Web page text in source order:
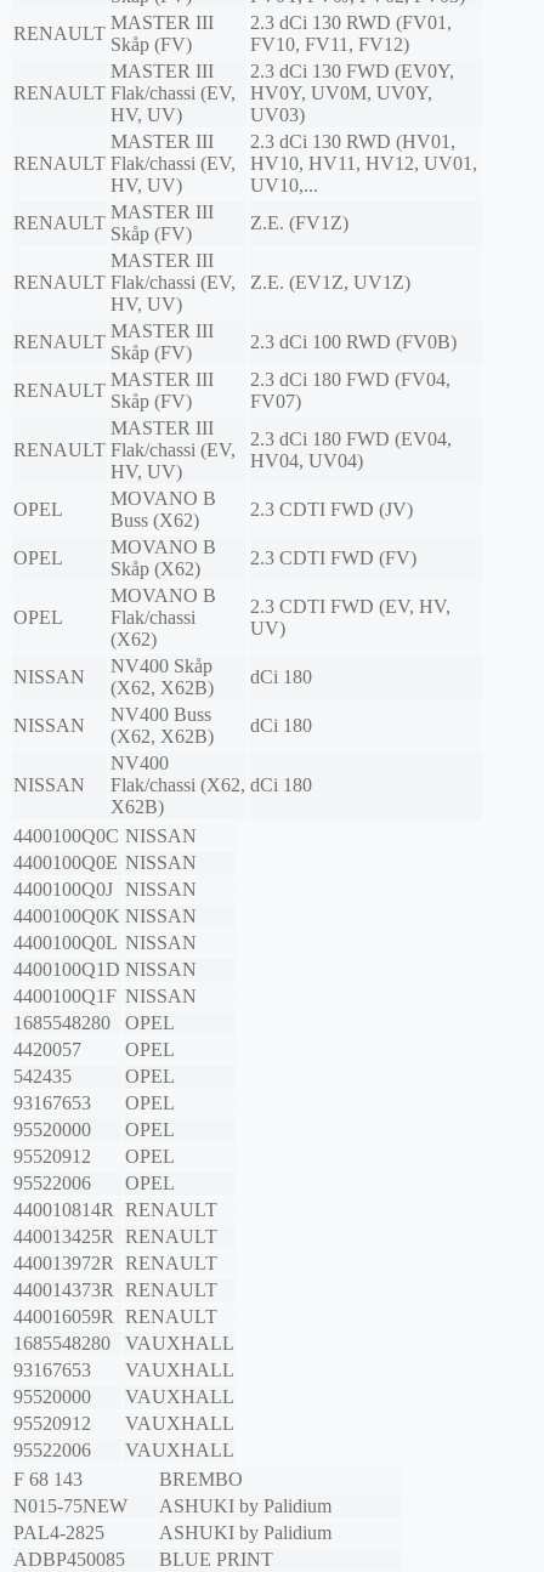
RENAULT
MASTER III
Skåp (FV)
2.3 dCi 130 RWD (FV01,
FV10, FV11, FV12)
RENAULT
MASTER III
Flak/chassi (EV,
HV, UV)
2.3 dCi 130 FWD (EV0Y,
HV0Y, UV0M, UV0Y,
UV03)
RENAULT
MASTER III
Flak/chassi (EV,
HV, UV)
2.3 dCi 130 RWD (HV01,
HV10, HV11, HV12, UV01,
UV10,...
RENAULT
MASTER III
Skåp (FV)
Z.E. (FV1Z)
RENAULT
MASTER III
Flak/chassi (EV,
HV, UV)
Z.E. (EV1Z, UV1Z)
RENAULT
MASTER III
Skåp (FV)
2.3 dCi 100 RWD (FV0B)
RENAULT
MASTER III
Skåp (FV)
2.3 dCi 180 FWD (FV04,
FV07)
RENAULT
MASTER III
Flak/chassi (EV,
HV, UV)
2.3 dCi 180 FWD (EV04,
HV04, UV04)
OPEL
MOVANO B
Buss (X62)
2.3 CDTI FWD (JV)
OPEL
MOVANO B
Skåp (X62)
2.3 CDTI FWD (FV)
OPEL
MOVANO B
Flak/chassi
(X62)
2.3 CDTI FWD (EV, HV,
UV)
NISSAN
NV400 Skåp
(X62, X62B)
dCi 180
NISSAN
NV400 Buss
(X62, X62B)
dCi 180
NISSAN
NV400
Flak/chassi (X62,
X62B)
dCi 180
4400100Q0C NISSAN
4400100Q0E NISSAN
4400100Q0J NISSAN
4400100Q0K NISSAN
4400100Q0L NISSAN
4400100Q1D NISSAN
4400100Q1F NISSAN
1685548280
OPEL
4420057
OPEL
542435
OPEL
93167653
OPEL
95520000
OPEL
95520912
OPEL
95522006
OPEL
440010814R
RENAULT
440013425R
RENAULT
440013972R
RENAULT
440014373R
RENAULT
440016059R
RENAULT
1685548280
VAUXHALL
93167653
VAUXHALL
95520000
VAUXHALL
95520912
VAUXHALL
95522006
VAUXHALL
F 68 143
BREMBO
N015-75NEW
ASHUKI by Palidium
PAL4-2825
ASHUKI by Palidium
ADBP450085
BLUE PRINT